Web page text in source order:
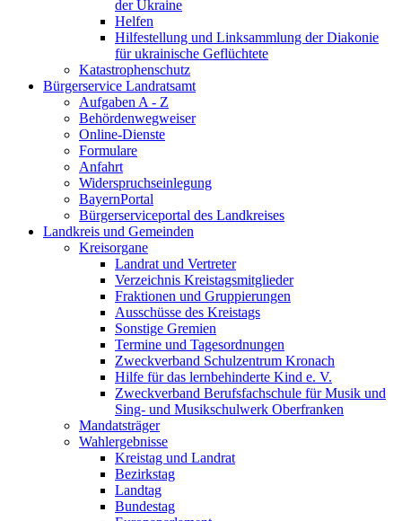
der Ukraine
Helfen
Hilfestellung und Linksammlung der Diakonie
für ukrainische Geflüchtete
Katastrophenschutz
Bürgerservice Landratsamt
Aufgaben A - Z
Behördenwegweiser
Online-Dienste
Formulare
Anfahrt
Widerspruchseinlegung
BayernPortal
Bürgerserviceportal des Landkreises
Landkreis und Gemeinden
Kreisorgane
Landrat und Vertreter
Verzeichnis Kreistagsmitglieder
Fraktionen und Gruppierungen
Ausschüsse des Kreistags
Sonstige Gremien
Termine und Tagesordnungen
Zweckverband Schulzentrum Kronach
Hilfe für das lernbehinderte Kind e. V.
Zweckverband Berufsfachschule für Musik und
Sing- und Musikschulwerk Oberfranken
Mandatsträger
Wahlergebnisse
Kreistag und Landrat
Bezirkstag
Landtag
Bundestag